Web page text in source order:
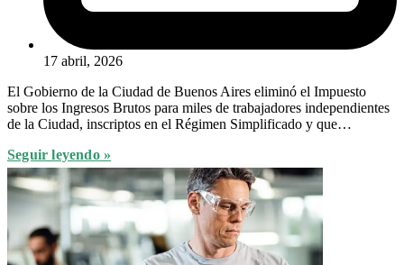
17 abril, 2026
El Gobierno de la Ciudad de Buenos Aires eliminó el Impuesto
sobre los Ingresos Brutos para miles de trabajadores independientes
de la Ciudad, inscriptos en el Régimen Simplificado y que…
Seguir leyendo »